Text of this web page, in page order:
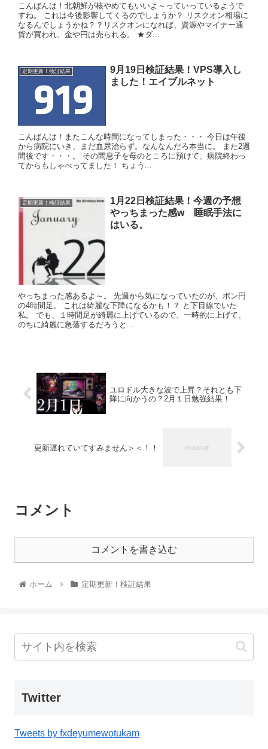
こんばんは！北朝鮮が核やめてもいいよ～っていっているようで
すね。 これは今後影響してくるのでしょうか？ リスクオン相場に
なるんでしょうかね？？リスクオンになれば、資源やマイナー通
貨が買われ、金や円は売られる。 ★ダ...
定期更新！検証結果
9月19日検証結果！VPS導入し
ました！エイブルネット
こんばんは！またこんな時間になってしまった・・・ 今日は午後
から病院にいき、まだ血尿治らず。なんなんだろ本当に。 また2週
間後です・・・。 その間息子を母のところに預けて、病院終わっ
てからもしゃべってました！ ちょう...
定期更新！検証結果
1月22日検証結果！今週の予想
やっちまった感w 睡眠手法に
はいる。
やっちまった感あるよ～。 先週から気になっていたのが、ポン円
の4時間足。 これは綺麗な下降になるかも！？ と下目線でいた
私。 でも、１時間足が綺麗に上げているので、一時的に上げて、
のちに綺麗に急落するだろうと...
ユロドル大きな波で上昇？それとも下
降に向かうの？2月１日勉強結果！
更新遅れていてすみません＞＜！！
コメント
コメントを書き込む
ホーム 定期更新！検証結果
Twitter
Tweets by fxdeyumewotukam